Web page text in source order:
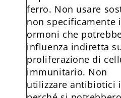
ferro. Non usare
non specificamente
ormoni che
influenza indiretta
proliferazione di
immunitario. Non
utilizzare antibiotici